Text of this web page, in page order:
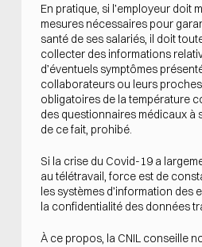
En pratique, si l’employeur doit
mesures nécessaires pour
santé de ses salariés, il doit
collecter des informations
d’éventuels symptômes
collaborateurs ou leurs
obligatoires de la température
des questionnaires médicaux à
de ce fait, prohibé.
Si la crise du Covid-19 a
au télétravail, force est de
les systèmes d’information des
la confidentialité des données
À ce propos, la CNIL conseille